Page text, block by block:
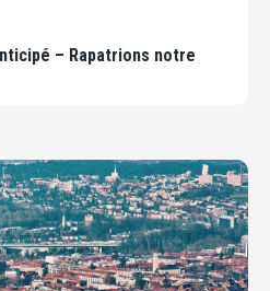
– Rapatrions notre